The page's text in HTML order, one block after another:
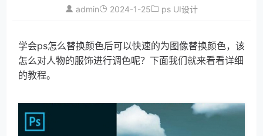
admin 2024-1-25 ps UI设计
学会ps怎么替换颜色后可以快速的为图像替换颜色，该
怎么对人物的服饰进行调色呢？下面我们就来看看详细
的教程。